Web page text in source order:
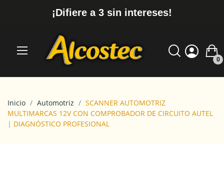
¡Difiere a 3 sin intereses!
0
Inicio Automotriz
SCANNER AUTOMOTRIZ
MULTIMARCAS 12V CON COMPROBADOR DE CIRCUITO AUTEL
| DIAGNÓSTICO PROFESIONAL